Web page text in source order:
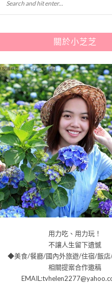
關於小芝芝
用力吃、用力玩！
不讓人生留下遺憾
◆美食/餐廳/國內外旅遊/住宿/飯
相關提案合作邀稿